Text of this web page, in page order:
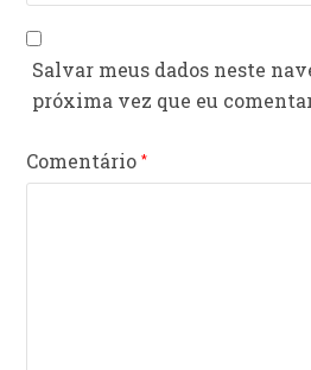
Salvar meus dados neste
próxima vez que eu
Comentário*